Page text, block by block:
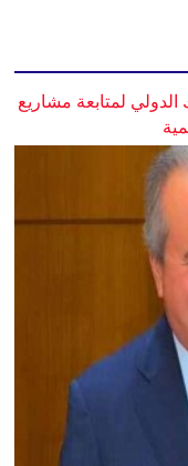
الدولي لمتابعة مشاريع